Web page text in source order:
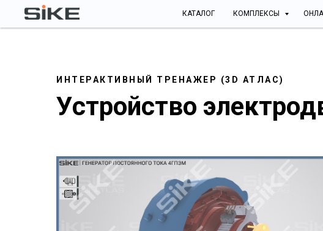
КАТАЛОГ КОМПЛЕКСЫ
ИНТЕРАКТИВНЫЙ ТРЕНАЖЕР (3D АТЛАС)
Устройство